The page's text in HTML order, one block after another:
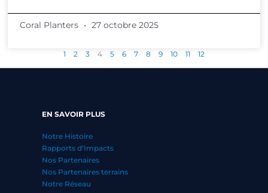
Coral Planters 27 octobre 2025
1 2 3 4 5 6 7 8 9 10 11 12
EN SAVOIR PLUS
Notre Histoire
Rapports d’Impacts
Nos Partenaires
Nos Partenaires terrains
Notre Réseau